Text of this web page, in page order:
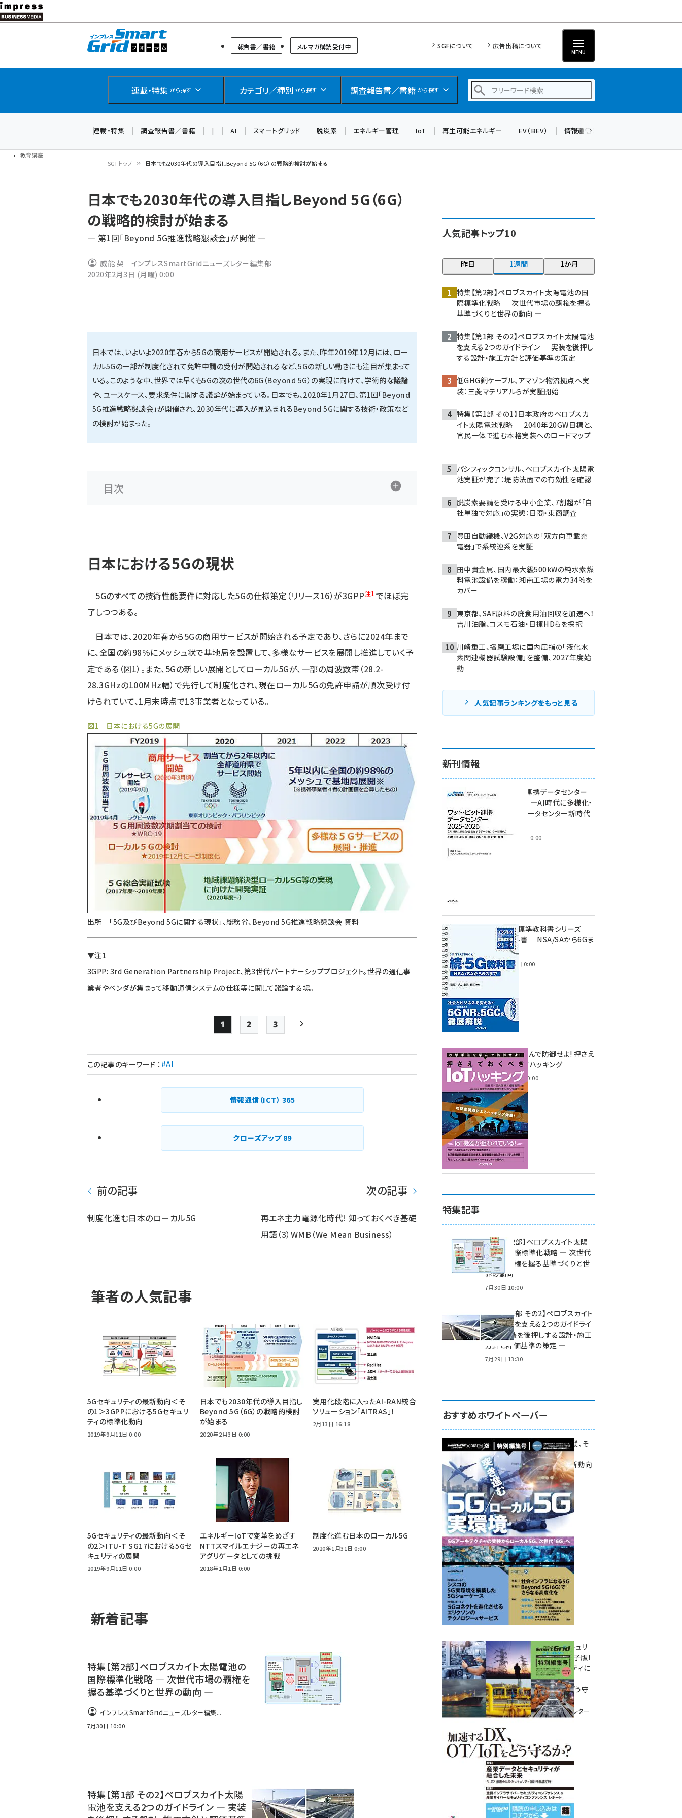
メ
イ
教育講座
スマートグリッドフォーラム
報告書／書籍 メルマガ購読受付中 SGFについて 広告出稿について
MENU
連載・特集 から探す カテゴリ／種別 から探す 調査報告書／書籍 から探す
ngn (285)
大串 (226)
aitras (192)
タンデム (154)
連載・特集 調査報告書／書籍 | AI スマートグリッド 脱炭素 エネルギー管理 IoT 再生可能エネルギー EV（BEV） 情報通信（ICT）
ン
く
ず
SGFトップ 日本でも2030年代の導入目指しBeyond 5G（6G）の戦略的検討が始まる
日本でも2030年代の導入目指しBeyond 5G（6G）
の戦略的検討が始まる
― 第1回「Beyond 5G推進戦略懇談会」が開催 ―
威能 契 インプレスSmartGridニューズレター編集部
2020年2月3日 (月曜) 0:00
日本では、いよいよ2020年春から5Gの商用サービスが開始される。また、昨年2019年12月には、ロー
カル5Gの一部が制度化されて免許申請の受付が開始されるなど、5Gの新しい動きにも注目が集まって
いる。このような中、世界では早くも5Gの次の世代の6G（Beyond 5G）の実現に向けて、学術的な議論
や、ユースケース、要求条件に関する議論が始まっている。日本でも、2020年1月27日、第1回「Beyond
5G推進戦略懇談会」が開催され、2030年代に導入が見込まれるBeyond 5Gに関する技術・政策など
の検討が始まった。
目次
日本における5Gの現状
5Gのすべての技術性能要件に対応した5Gの仕様策定（リリース16）が3GPP注1 でほぼ完
了しつつある。
日本では、2020年春から5Gの商用サービスが開始される予定であり、さらに2024年まで
に、全国の約98％にメッシュ状で基地局を設置して、多様なサービスを展開し推進していく予
定である（図1）。また、5Gの新しい展開としてローカル5Gが、一部の周波数帯（28.2-
28.3GHzの100MHz幅）で先行して制度化され、現在ローカル5Gの免許申請が順次受け付
けられていて、1月末時点で13事業者となっている。
図1 日本における5Gの展開
出所 「5G及びBeyond 5Gに関する現状」、総務省、Beyond 5G推進戦略懇談会 資料
▼注1
3GPP: 3rd Generation Partnership Project、第3世代パートナーシッププロジェクト。世界の通信事
業者やベンダが集まって移動通信システムの仕様等に関して議論する場。
ペー
送
り
Page
1
Page
2
Page
3
この記事のキーワード ： #AI
情報通信（ICT） 365
クローズアップ 89
前の記事
制度化進む日本のローカル5G
次の記事
再エネ主力電源化時代! 知っておくべき基礎
用語（3）WMB（We Mean Business）
筆者の人気記事
5Gセキュリティの最新動向＜そ
の1＞3GPPにおける5Gセキュリ
ティの標準化動向
2019年9月11日 0:00
日本でも2030年代の導入目指し
Beyond 5G（6G）の戦略的検討
が始まる
2020年2月3日 0:00
実用化段階に入ったAI-RAN統合
ソリューション「AITRAS」！
2月13日 16:18
5Gセキュリティの最新動向＜そ
の2＞ITU-T SG17における5Gセ
キュリティの展開
2019年9月11日 0:00
エネルギーIoTで変革をめざす
NTTスマイルエナジーの再エネ
アグリゲータとしての挑戦
2018年1月1日 0:00
制度化進む日本のローカル5G
2020年1月31日 0:00
新着記事
特集【第2部】ペロブスカイト太陽電池の
国際標準化戦略 ― 次世代市場の覇権を
握る基準づくりと世界の動向 ―
インプレスSmartGridニューズレター編集...
7月30日 10:00
特集【第1部 その2】ペロブスカイト太陽
電池を支える2つのガイドライン ― 実装
人気記事トップ10
昨日 1週間 1か月
特集【第2部】ペロブスカイト太陽電池の国
際標準化戦略 ― 次世代市場の覇権を握る
基準づくりと世界の動向 ―
特集【第1部 その2】ペロブスカイト太陽電池
を支える2つのガイドライン ― 実装を後押し
する設計・施工方針と評価基準の策定 ―
低GHG銅ケーブル、アマゾン物流拠点へ実
装：三菱マテリアルらが実証開始
特集【第1部 その1】日本政府のペロブスカ
イト太陽電池戦略 ― 2040年20GW目標と、
官民一体で進む本格実装へのロードマップ
―
パシフィックコンサル、ペロブスカイト太陽電
池実証が完了：堤防法面での有効性を確認
脱炭素要請を受ける中小企業、7割超が「自
社単独で対応」の実態：日商・東商調査
豊田自動織機、V2G対応の「双方向車載充
電器」で系統連系を実証
田中貴金属、国内最大級500kWの純水素燃
料電池設備を稼働：湘南工場の電力34％を
カバー
東京都、SAF原料の廃食用油回収を加速へ！
吉川油脂、コスモ石油・日揮HDらを採択
川崎重工、播磨工場に国内屈指の「液化水
素関連機器試験設備」を整備、2027年度始
動
人気記事ランキングをもっと見る
新刊情報
ワット・ビット連携データセンター
2025-2026 ―AI時代に多様化・
分散化するデータセンター新時代
2025年11月28日 0:00
インプレス標準教科書シリーズ
続・5G教科書 NSA/SAから6Gま
2023年4月3日 0:00
攻撃手法を学んで防御せよ! 押さえ
ておくべきIoTハッキング
2022年6月14日 0:00
特集記事
特集【第2部】ペロブスカイト太陽
電池の国際標準化戦略 ― 次世代
市場の覇権を握る基準づくりと世
界の動向 ―
7月30日 10:00
特集【第1部 その2】ペロブスカイト
太陽電池を支える2つのガイドライ
ン ― 実装を後押しする設計・施工
方針と評価基準の策定 ―
7月29日 13:30
おすすめホワイトペーパー
環境対策、建機の遠隔操縦、そ
して医療。
次世代通信規格「5G」最新動向
をこの1冊で学ぶ
SmartGrid ニューズレター ×
DIGITAL X 特別編集号 2022
Summer
重要インフラサイバーセキュリ
ティコンファレンス特別電子版！
― 産業サイバーセキュリティに
関わる全ての方へ！ ―
加速するDX、OT/IoTをどう守
るか？
インプレス SmartGridニューズレター